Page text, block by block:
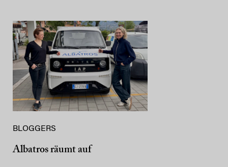
BLOGGERS
Albatros räumt auf